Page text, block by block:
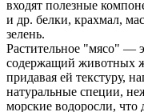
входят полезные
и др. белки, крахмал,
зелень.
Растительное "мясо" —
содержащий животных
придавая ей текстуру,
натуральные специи,
морские водоросли,